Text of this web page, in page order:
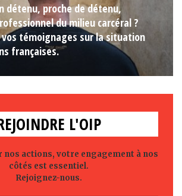
détenu, proche de détenu,
du milieu carcéral ?
vos témoignages sur la situation
françaises.
L'OIP
nos actions, votre engagement à nos
côtés est essentiel.
Rejoignez-nous.